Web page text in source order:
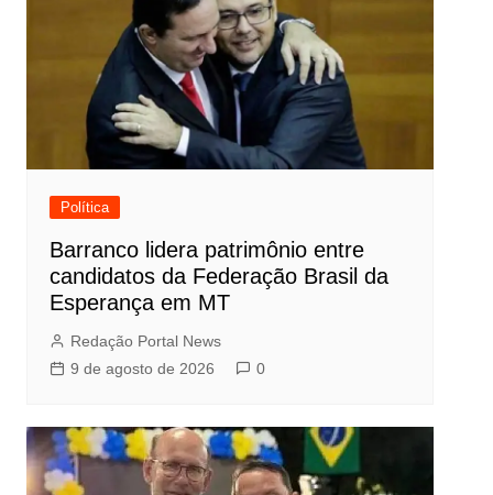
Política
Barranco lidera patrimônio entre
candidatos da Federação Brasil da
Esperança em MT
Redação Portal News
9 de agosto de 2026
0